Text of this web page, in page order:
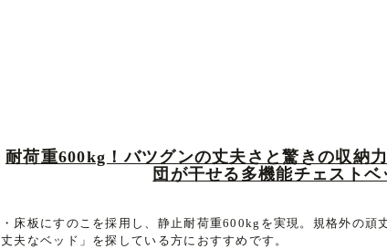
耐荷重600kg！バツグンの丈夫さと驚きの収納
団が干せる多機能チェストベ
・床板にすのこを採用し、静止耐荷重600kgを実現。規格外の頑
丈夫なベッド」を探している方におすすめです。